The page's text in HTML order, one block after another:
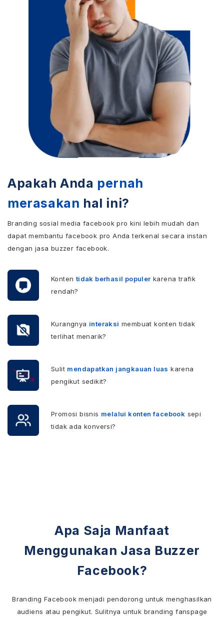
Apakah Anda pernah
merasakan hal ini?
Branding sosial media facebook pro kini lebih mudah dan
dapat membantu facebook pro Anda terkenal secara instan
dengan jasa buzzer facebook.
Konten tidak berhasil populer karena trafik
rendah?
Kurangnya interaksi membuat konten tidak
terlihat menarik?
Sulit mendapatkan jangkauan luas karena
pengikut sedikit?
Promosi bisnis melalui konten facebook sepi
tidak ada konversi?
Apa Saja Manfaat
Menggunakan Jasa Buzzer
Facebook?
Branding Facebook menjadi pendorong untuk menghasilkan
audiens atau pengikut. Sulitnya untuk branding fanspage